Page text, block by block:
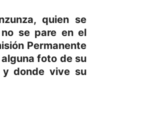
quien se
se pare en el
Permanente
foto de su
y donde vive su